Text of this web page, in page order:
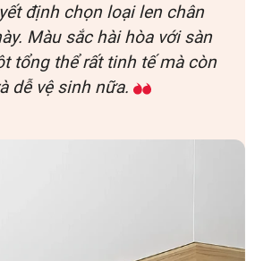
định chọn loại len chân
Màu sắc hài hòa với sàn
tổng thể rất tinh tế mà còn
dễ vệ sinh nữa.